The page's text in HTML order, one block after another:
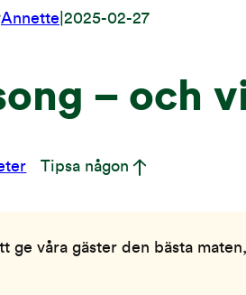
Annette 2025-02-27
– och
Tipsa någon
våra gäster den bästa